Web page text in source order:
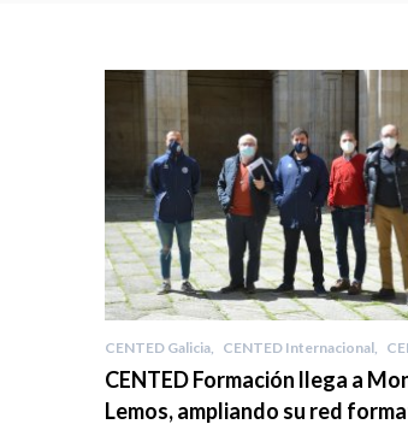
CENTED Galicia CENTED Internacional
CENTED Formación llega a
Lemos, ampliando su red